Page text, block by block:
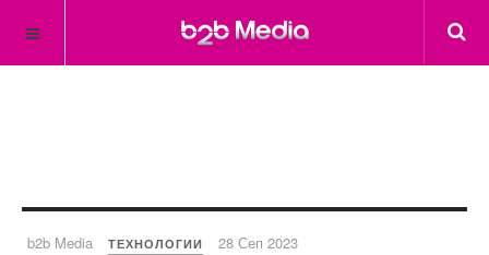
b2b Media ТЕХНОЛОГИИ 28 Сеп 2023